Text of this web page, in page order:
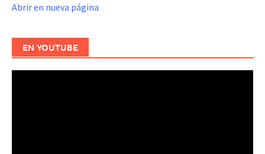
Abrir en nueva página
EN YOUTUBE